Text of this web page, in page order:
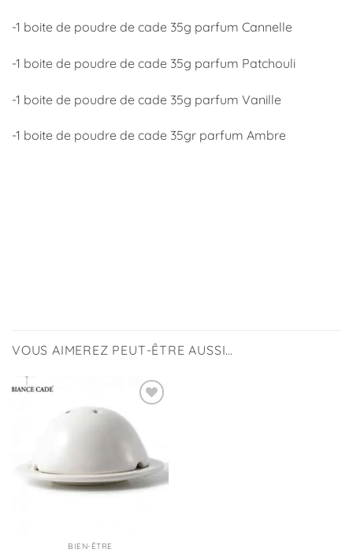
-1 boite de poudre de cade 35g parfum Cannelle
-1 boite de poudre de cade 35g parfum Patchouli
-1 boite de poudre de cade 35g parfum Vanille
-1 boite de poudre de cade 35gr parfum Ambre
VOUS AIMEREZ PEUT-ÊTRE AUSSI…
liste
d’envies
BIEN-ÊTRE